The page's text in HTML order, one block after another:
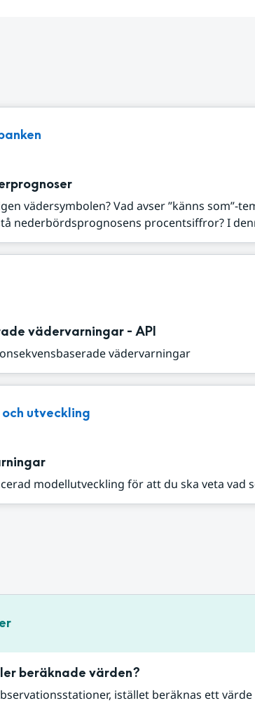
vädersymbolen? Vad avser ”känns som”-
nederbördsprognosens procentsiffror? I
vädervarningar - API
vädervarningar
och utveckling
modellutveckling för att du ska veta vad
beräknade värden?
istället beräknas ett